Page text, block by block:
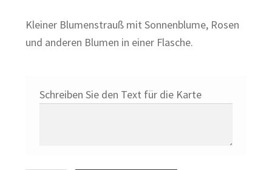
Kleiner Blumenstrauß mit Sonnenblume, Rosen
und anderen Blumen in einer Flasche.
Schreiben Sie den Text für die Karte